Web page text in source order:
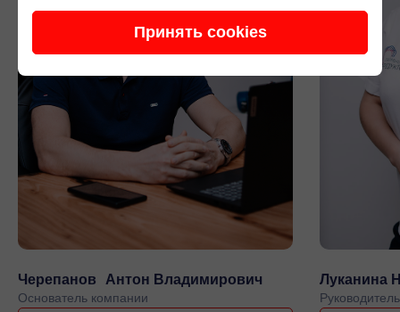
Черепанов Антон Владимирович
Основатель компании
Луканина
Принять cookies